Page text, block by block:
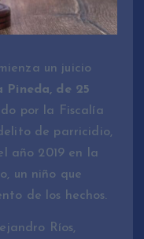
un juicio
Pineda, de 25
por la Fiscalía
de parricidio,
año 2019 en la
un niño que
de los hechos.
Ríos,